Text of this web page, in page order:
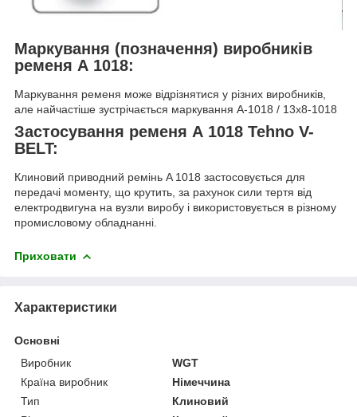
Маркування (позначення) виробників
ременя А 1018:
Маркування ременя може відрізнятися у різних виробників,
але найчастіше зустрічається маркування А-1018 / 13х8-1018
Застосування ременя А 1018 Tehno V-
BELT:
Клиновий приводний ремінь A 1018 застосовується для
передачі моменту, що крутить, за рахунок сили тертя від
електродвигуна на вузли виробу і використовується в різному
промисловому обладнанні.
Приховати
Характеристики
Основні
Виробник
WGT
Країна виробник
Німеччина
Тип
Клиновий